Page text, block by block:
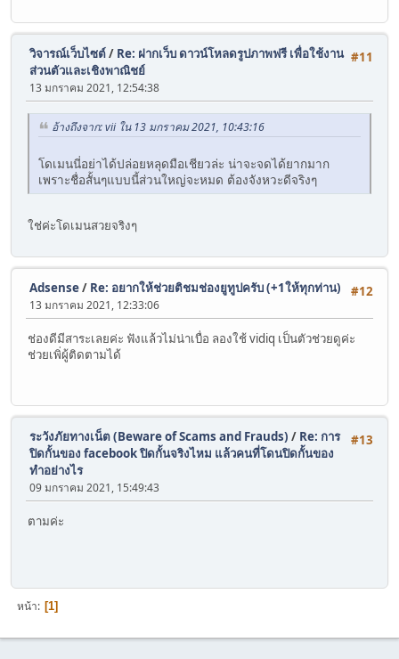
#11
วิจารณ์เว็บไซต์/ Re: ฝากเว็บ ดาวน์โหลดรูปภาพฟรี เพื่อใช้งาน
ส่วนตัวและเชิงพาณิชย์
13 มกราคม 2021, 12:54:38
อ้างถึงจาก: vii ใน 13 มกราคม 2021, 10:43:16
โดเมนนี่อย่าได้ปล่อยหลุดมือเชียวล่ะ น่าจะจดได้ยากมาก
เพราะชื่อสั้นๆแบบนี้ส่วนใหญ่จะหมด ต้องจังหวะดีจริงๆ
ใช่ค่ะโดเมนสวยจริงๆ
#12
Adsense/ Re: อยากให้ช่วยติชมช่องยูทูปครับ (+1ให้ทุกท่าน)
13 มกราคม 2021, 12:33:06
ช่องดีมีสาระเลยค่ะ ฟังแล้วไม่น่าเบื่อ ลองใช้ vidiq เป็นตัวช่วยดูค่ะ
ช่วยเพิ่ผู้ติดตามได้
#13
ระวังภัยทางเน็ต (Beware of Scams and Frauds) / Re: การ
ปิดกั้นของ facebook ปิดกั้นจริงไหม แล้วคนที่โดนปิดกั้นของ
ทำอย่างไร
09 มกราคม 2021, 15:49:43
ตามค่ะ
หน้า 1